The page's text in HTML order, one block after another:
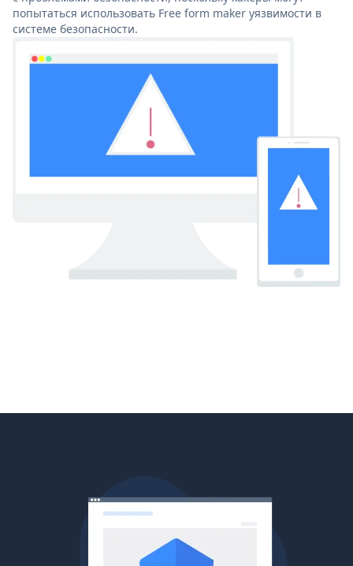
попытаться использовать Free form maker уязвимости в
системе безопасности.